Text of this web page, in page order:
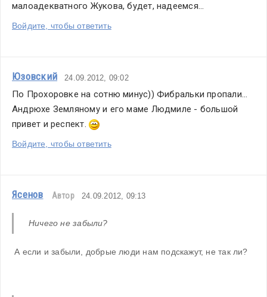
малоадекватного Жукова, будет, надеемся...
Войдите, чтобы ответить
Юзовский 24.09.2012, 09:02
По Прохоровке на сотню минус)) Фибральки пропали...
Андрюхе Земляному и его маме Людмиле - большой
привет и респект.
Войдите, чтобы ответить
Ясенов Автор 24.09.2012, 09:13
Ничего не забыли?
А если и забыли, добрые люди нам подскажут, не так ли?